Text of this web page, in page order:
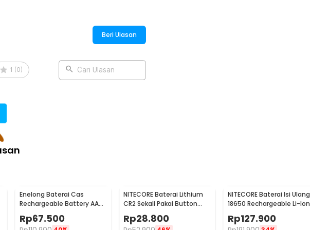
3.7V 1 PCS
Beri Ulasan
1 (0) Cari Ulasan
Enelong Baterai Cas
Rechargeable Battery AA
Ni-MH 1.2V 2100mAh 4 PCS -
HR6
Rp67.500
NITECORE Baterai Lithium
CR2 Sekali Pakai Button
Top 3V 1 PCS - CR2
Rp28.800
NITECORE Baterai Isi Ulang
18650 Rechargeable Li-Ion
Rp127.900